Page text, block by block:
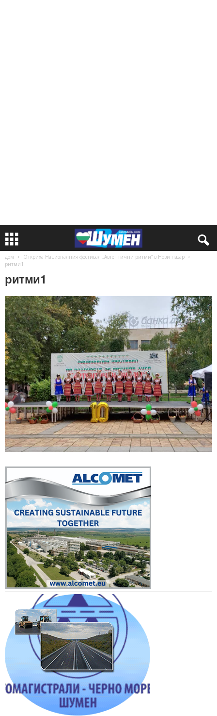
дом
Откриха Националния фестивал „Автентични ритми” в Нови пазар
ритми1
ритми1